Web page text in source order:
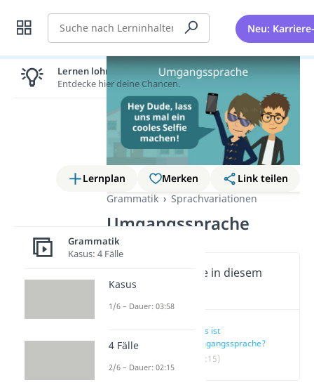
Suche Neu:
Lernplan Merken
Link teilen
Grammatik
Sprachvariationen
Umgangssprache
Wichtige Inhalte in diesem
Video
Was ist
Umgangssprache?
(00:15)
Lernen lohnt sich!
Entdecke hier deine Chancen.
Grammatik
Kasus: 4 Fälle
Kasus
1/6 – Dauer: 03:58
4 Fälle
2/6 – Dauer: 02:15